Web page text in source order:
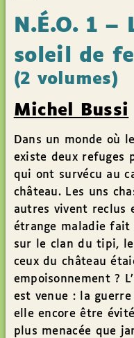
N.É.O. 1 –
soleil de
(2 volumes)
Michel Bussi
Dans un monde où
existe deux refuges
qui ont survécu au
château. Les uns
autres vivent reclus
étrange maladie
sur le clan du tipi,
ceux du château
empoisonnement ?
est venue : la
elle encore être
plus menacée que